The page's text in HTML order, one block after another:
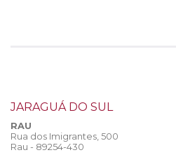
JARAGUÁ DO SUL
RAU
Rua dos Imigrantes, 500
Rau - 89254-430